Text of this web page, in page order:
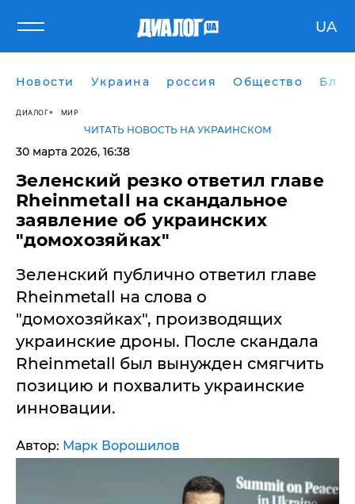
UA
Новости Украина россия Общество
ДИАЛОГ МИР
ЧИТАТЬ НОВОСТЬ НА УКРАИНСКОМ
30 марта 2026, 16:38
​Зеленский резко ответил главе
Rheinmetall на скандальное
заявление об украинских
"домохозяйках"
Зеленский публично ответил главе
Rheinmetall на слова о
"домохозяйках", производящих
украинские дроны. После скандала
Rheinmetall был вынужден смягчить
позицию и похвалить украинские
инновации.
Автор: Марк Ворошилов